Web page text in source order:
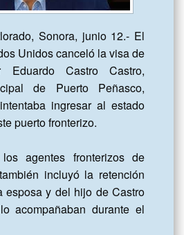
Sonora, junio 12.- El
Unidos canceló la visa de
Castro Castro,
de Puerto Peñasco,
ingresar al estado
puerto fronterizo.
agentes fronterizos de
incluyó la retención
esposa y del hijo de Castro
acompañaban durante el